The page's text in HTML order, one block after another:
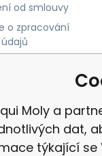
od smlouvy
o zpracování
Moly a
dat,
týkající se